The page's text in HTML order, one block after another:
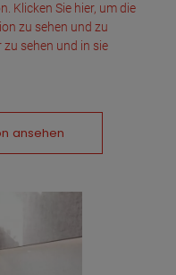
Klicken Sie hier, um die
zu sehen und zu
sehen und in sie
ansehen